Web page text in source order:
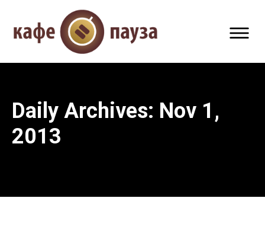
Daily Archives: Nov 1,
2013